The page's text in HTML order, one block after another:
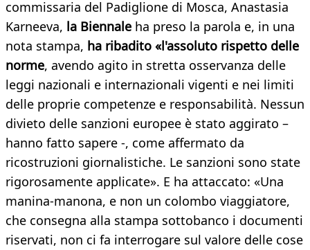
commissaria del Padiglione di Mosca, Anastasia
Karneeva, la Biennale ha preso la parola e, in una
nota stampa, ha ribadito «l'assoluto rispetto delle
norme, avendo agito in stretta osservanza delle
leggi nazionali e internazionali vigenti e nei limiti
delle proprie competenze e responsabilità. Nessun
divieto delle sanzioni europee è stato aggirato –
hanno fatto sapere -, come affermato da
ricostruzioni giornalistiche. Le sanzioni sono state
rigorosamente applicate». E ha attaccato: «Una
manina-manona, e non un colombo viaggiatore,
che consegna alla stampa sottobanco i documenti
riservati, non ci fa interrogare sul valore delle cose